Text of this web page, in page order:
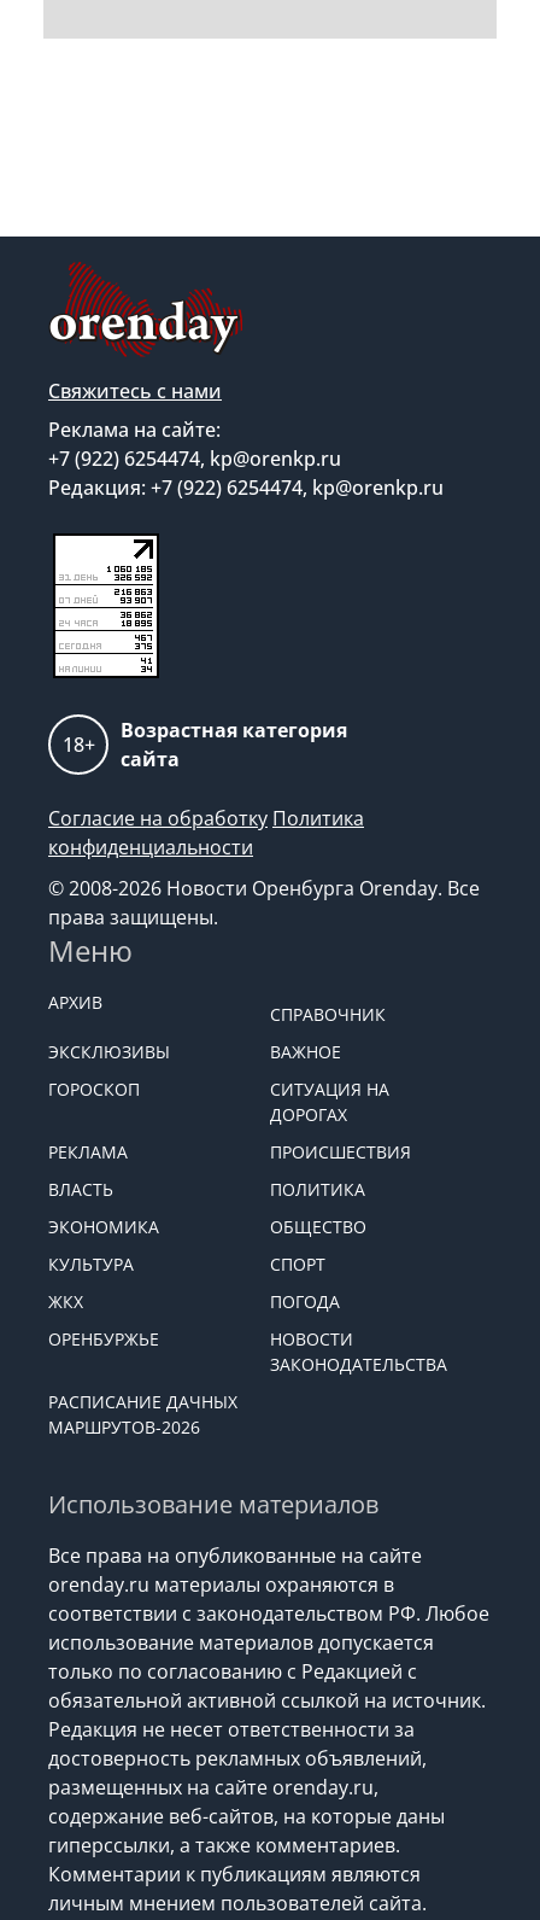
Свяжитесь с нами
Реклама на сайте:
+7 (922) 6254474, kp@orenkp.ru
Редакция: +7 (922) 6254474, kp@orenkp.ru
18+
Возрастная категория
сайта
Согласие на обработку Политика
конфиденциальности
© 2008-2026 Новости Оренбурга Orenday. Все
права защищены.
Меню
АРХИВ
СПРАВОЧНИК
ЭКСКЛЮЗИВЫ
ВАЖНОЕ
ГОРОСКОП
СИТУАЦИЯ НА
ДОРОГАХ
РЕКЛАМА
ПРОИСШЕСТВИЯ
ВЛАСТЬ
ПОЛИТИКА
ЭКОНОМИКА
ОБЩЕСТВО
КУЛЬТУРА
СПОРТ
ЖКХ
ПОГОДА
ОРЕНБУРЖЬЕ
НОВОСТИ
ЗАКОНОДАТЕЛЬСТВА
РАСПИСАНИЕ ДАЧНЫХ
МАРШРУТОВ-2026
Использование материалов
Все права на опубликованные на сайте
orenday.ru материалы охраняются в
соответствии с законодательством РФ. Любое
использование материалов допускается
только по согласованию с Редакцией с
обязательной активной ссылкой на источник.
Редакция не несет ответственности за
достоверность рекламных объявлений,
размещенных на сайте orenday.ru,
содержание веб-сайтов, на которые даны
гиперссылки, а также комментариев.
Комментарии к публикациям являются
личным мнением пользователей сайта.